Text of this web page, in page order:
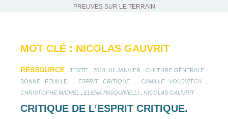
PREUVES SUR LE TERRAIN
MOT CLÉ : NICOLAS GAUVRIT
RESSOURCE TEXTE 2018, 01 JANVIER CULTURE GÉNÉRALE
BONNE FEUILLE ESPRIT CRITIQUE. CAMILLE VOLOVITCH.
CHRISTOPHE MICHEL ELENA PASQUINELLI NICOLAS GAUVRIT
CRITIQUE DE L’ESPRIT CRITIQUE.